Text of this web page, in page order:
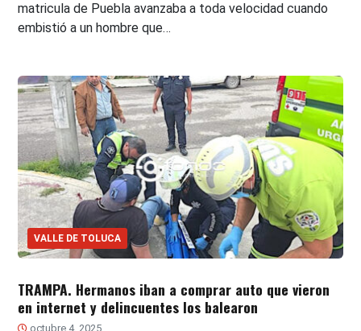
matricula de Puebla avanzaba a toda velocidad cuando
embistió a un hombre que…
VALLE DE TOLUCA
TRAMPA. Hermanos iban a comprar auto que vieron
en internet y delincuentes los balearon
octubre 4, 2025